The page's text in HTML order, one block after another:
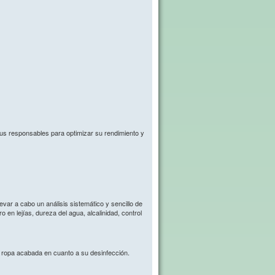
responsables para optimizar su rendimiento y
a cabo un análisis sistemático y sencillo de
en lejías, dureza del agua, alcalinidad, control
acabada en cuanto a su desinfección.